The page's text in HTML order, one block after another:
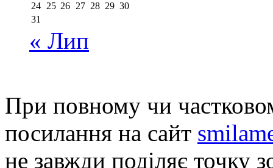
24 25 26 27 28 29 30
31
« Лип
При повному чи
посилання на сайт
не завжди поділяє точку